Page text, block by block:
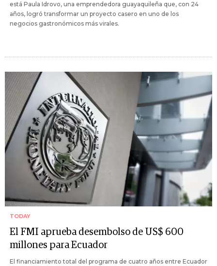
está Paula Idrovo, una emprendedora guayaquileña que, con 24
años, logró transformar un proyecto casero en uno de los
negocios gastronómicos más virales.
TODAY
El FMI aprueba desembolso de US$ 600
millones para Ecuador
El financiamiento total del programa de cuatro años entre Ecuador